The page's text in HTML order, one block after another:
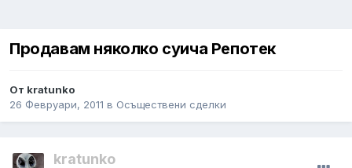
Продавам няколко суича Репотек
От kratunko
26 Февруари, 2011 в Осъществени сделки
kratunko